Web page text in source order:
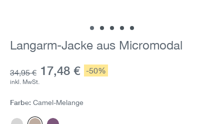
Langarm-Jacke aus Micromodal
Grundpreis:
34,95 € Aktueller Preis:
17,48 € Rabatt:
-50%
inkl. MwSt.
Farbe: Camel-Melange